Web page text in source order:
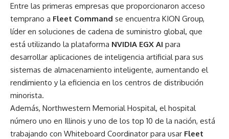
Entre las primeras empresas que proporcionaron acceso
temprano a Fleet Command se encuentra KION Group,
líder en soluciones de cadena de suministro global, que
está utilizando la plataforma NVIDIA EGX AI para
desarrollar aplicaciones de inteligencia artificial para sus
sistemas de almacenamiento inteligente, aumentando el
rendimiento y la eficiencia en los centros de distribución
minorista.
Además, Northwestern Memorial Hospital, el hospital
número uno en Illinois y uno de los top 10 de la nación, está
trabajando con Whiteboard Coordinator para usar Fleet